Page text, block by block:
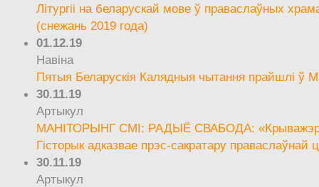
Літургіі на беларускай мове ў праваслаўных
(снежань 2019 года)
01.12.19
Навіна
Пятыя Беларускія Калядныя чытання прайшлі ў
30.11.19
Артыкул
МАНІТОРЫНГ СМІ: РАДЫЁ СВАБОДА:
Гісторык адказвае прэс-сакратару праваслаўнай
30.11.19
Артыкул